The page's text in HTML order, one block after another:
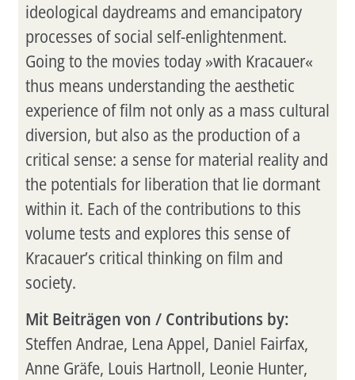
ideological daydreams and emancipatory
processes of social self-enlightenment.
Going to the movies today »with Kracauer«
thus means understanding the aesthetic
experience of film not only as a mass cultural
diversion, but also as the production of a
critical sense: a sense for material reality and
the potentials for liberation that lie dormant
within it. Each of the contributions to this
volume tests and explores this sense of
Kracauer’s critical thinking on film and
society.
Mit Beiträgen von / Contributions by:
Steffen Andrae, Lena Appel, Daniel Fairfax,
Anne Gräfe, Louis Hartnoll, Leonie Hunter,